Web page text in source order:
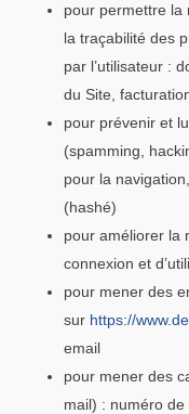
pour permettre la
la traçabilité des
par l’utilisateur :
du Site,
pour prévenir et
(spamming,
pour la
(hashé)
pour améliorer la
connexion et
pour mener des
sur https://
email
pour mener des
mail) : numéro